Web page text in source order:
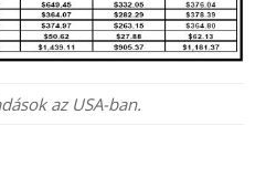
az USA-ban.